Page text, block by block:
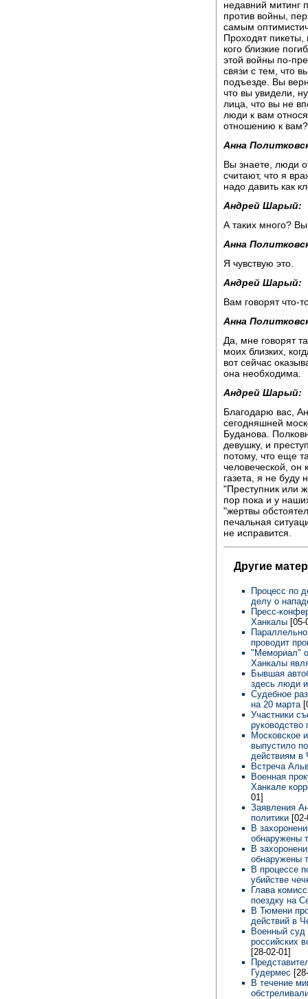
недавний митинг
против войны,
самым
Проходят пикеты,
кого близкие
этой войны по-
связи с тем, что
подъезде. Вы
что вы увидели,
лица, что вы не
люди к вам
отношению к вам?
Анна
Вы знаете, люди
считают, что я
надо давить как
Андрей Шарый:
А таких много? Вы
Анна
Я чувствую это.
Андрей Шарый:
Вам говорят что-
Анна
Да, мне говорят
моих близких,
вот сейчас
она необходима.
Андрей Шарый:
Благодарю вас,
сегодняшней
Буданова.
девушку, и
потому, что еще
человеческой, он
газета, я не буду
"Преступник или
пор пока и у
"жертвы
печальная
не исправится.
Другие
Процесс по
делу о
Пресс-
Ханкалы [05-
проводит
"Мемориал"
Ханкалы
Бывшая
здесь люди
Судебное
на 20 марта
Участники
руководство
Московское
выпустило
действиям в
Встреча
Военная
Ханкале
01]
Заявления
политики
В
обнаружены
В
обнаружены
В процессе
убийстве
Глава
поездку на
В Тюмени
действий в
Военный суд
российских
[28-02-01]
Гудермес
В течение